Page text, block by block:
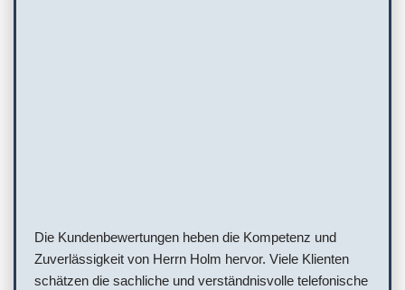
Die Kundenbewertungen heben die Kompetenz und
Zuverlässigkeit von Herrn Holm hervor. Viele Klienten
schätzen die sachliche und verständnisvolle telefonische